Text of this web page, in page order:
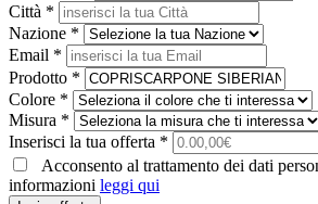
Città *
Nazione *
Email *
Prodotto *
Colore *
Misura *
Inserisci la tua offerta *
Acconsento al trattamento dei dati
informazioni leggi qui